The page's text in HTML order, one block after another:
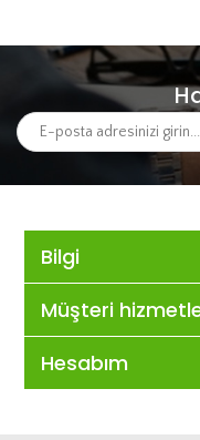
Bilgi
Müşteri
Hesabım